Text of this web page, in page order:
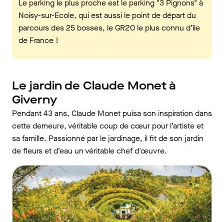
Le parking le plus proche est le parking "3 Pignons" à
Noisy-sur-Ecole, qui est aussi le point de départ du
parcours des 25 bosses, le GR20 le plus connu d’île
de France !
Le jardin de Claude Monet à
Giverny
Pendant 43 ans, Claude Monet puisa son inspiration dans
cette demeure, véritable coup de cœur pour l’artiste et
sa famille. Passionné par le jardinage, il fit de son jardin
de fleurs et d’eau un véritable chef d'œuvre.